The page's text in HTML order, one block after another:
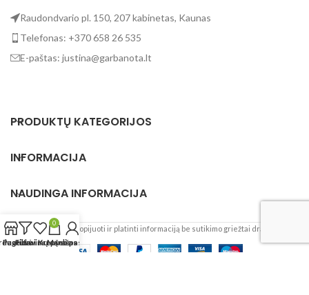
Raudondvario pl. 150, 207 kabinetas, Kaunas
Telefonas: +370 658 26 535
E-paštas: justina@garbanota.lt
PRODUKTŲ KATEGORIJOS
INFORMACIJA
NAUDINGA INFORMACIJA
Garbanota2023. Kopijuoti ir platinti informaciją be sutikimo griežtai draudžiama.
Filtrai
Pageidavimų sąrašas
0
Krepšelis
Mano paskyra